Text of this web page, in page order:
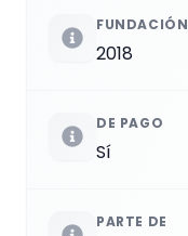
FUNDACIÓN
2018
DE PAGO
Sí
PARTE DE